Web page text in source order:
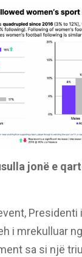
jonë e
Presidenti
i mrekulluar
sa si një